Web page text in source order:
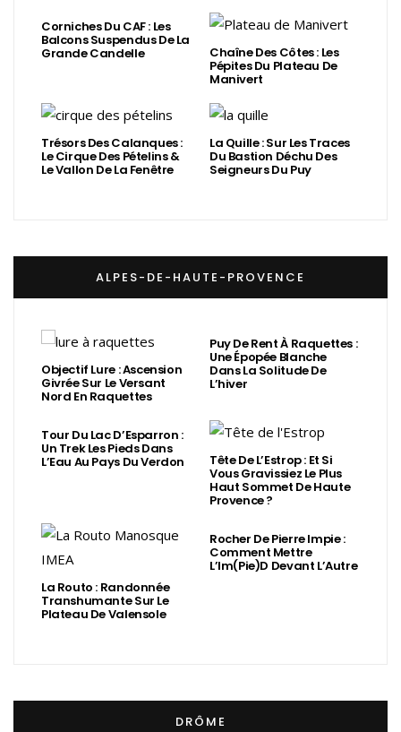
Corniches Du CAF : Les
Balcons Suspendus De La
Grande Candelle Chaîne Des Côtes : Les
Pépites Du Plateau De
Manivert
Trésors Des Calanques :
Le Cirque Des Pételins &
Le Vallon De La Fenêtre
La Quille : Sur Les Traces
Du Bastion Déchu Des
Seigneurs Du Puy
ALPES-DE-HAUTE-PROVENCE
Objectif Lure : Ascension
Givrée Sur Le Versant
Nord En Raquettes
Puy De Rent À Raquettes :
Une Épopée Blanche
Dans La Solitude De
L’hiver
Tour Du Lac D’Esparron :
Un Trek Les Pieds Dans
L’Eau Au Pays Du Verdon Tête De L’Estrop : Et Si
Vous Gravissiez Le Plus
Haut Sommet De Haute
Provence ?
La Routo : Randonnée
Transhumante Sur Le
Plateau De Valensole
Rocher De Pierre Impie :
Comment Mettre
L’Im(Pie)d Devant L’Autre
DRÔME